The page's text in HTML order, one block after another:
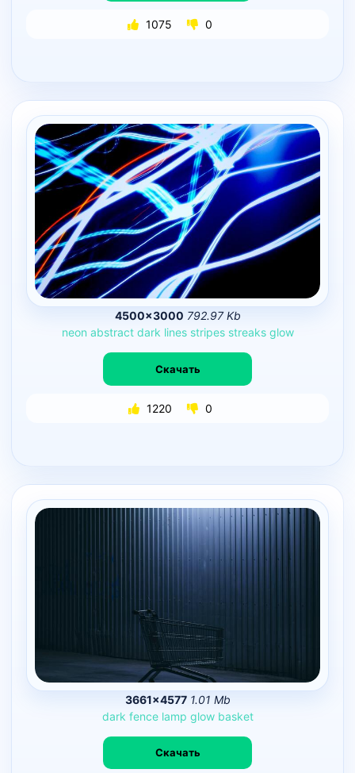
1075 0
4500×3000 792.97 Kb
neon abstract dark lines stripes streaks glow
Скачать
1220 0
3661×4577 1.01 Mb
dark fence lamp glow basket
Скачать